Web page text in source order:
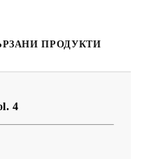
ПРОДУКТИ
4